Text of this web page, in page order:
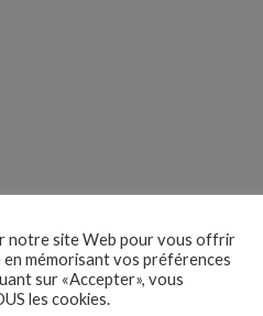
un chef d’atelier
ci-dessous.
notre site Web pour vous offrir
mémorisant vos préférences
sur «Accepter», vous
les cookies.